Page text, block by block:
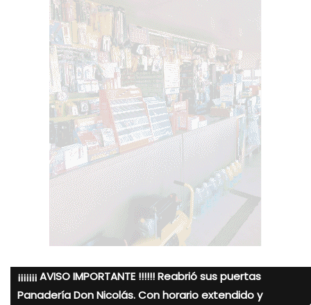
¡¡¡¡¡¡¡ AVISO IMPORTANTE !!!!!! Reabrió sus puertas
Panadería Don Nicolás. Con horario extendido y